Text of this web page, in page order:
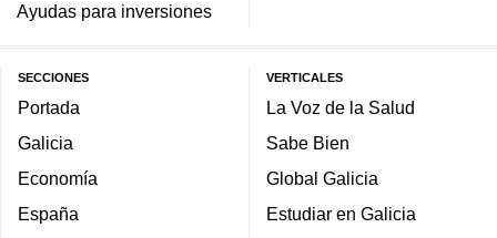
Ayudas para inversiones
SECCIONES
Portada
Galicia
Economía
España
VERTICALES
La Voz de la Salud
Sabe Bien
Global Galicia
Estudiar en Galicia